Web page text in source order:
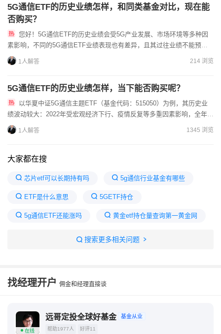
5G通信ETF的历史业绩怎样，和同类基金对比，现在能
否购买？
素影响，不同的5G通信ETF业绩表现也有差异，且其过往业绩不能预示
未来表现。和同类基金对比时，要综合考虑费率、跟踪误差、...
1人解答 214 浏览
5G通信ETF的历史业绩怎样，当下能否购买呢？
绩波动较大：2022年受宏观经济下行、疫情反复等多重因素影响，全年下
跌37.57%，跑输同类平均的-19.50%；2...
1人解答 1345 浏览
大家都在搜
芯片etf可以长期持有吗 5g通信行业基金有哪些
ETF是什么意思 5GETF持仓
5g通信ETF还能涨吗 黄金etf持仓量查询第一黄金网
通信5GETF
搜索更多相关问题
找经理开户 佣金和经理直接谈
在线
远哥定投全球好基金 基金从业
帮助1977人 好评11